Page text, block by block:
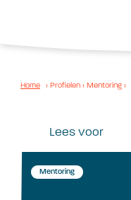
Home › Profielen › Mentoring ›
Lees voor
Mentoring